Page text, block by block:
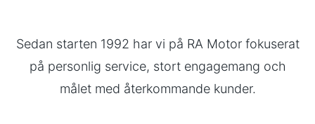
Sedan starten 1992 har vi på RA Motor fokuserat
på personlig service, stort engagemang och
målet med återkommande kunder.